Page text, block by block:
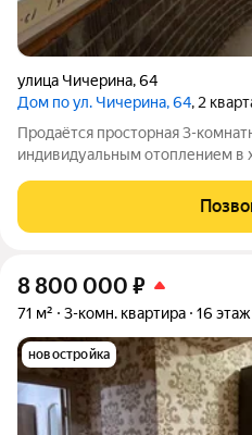
улица Чичерина,64
Дом по ул. Чичерина, 64, 2
Продаётся просторная 3-
индивидуальным отоплением в
вариант для тех, кто хочет
дизайну. Комнаты
8 800 000 ₽
71 м² 3-комн. квартира 16 этаж
новостройка